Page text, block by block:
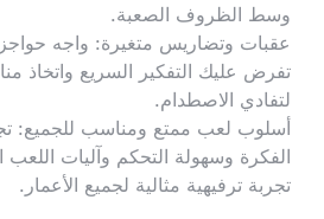
وسط الظروف الصعبة.
عقبات وتضاريس متغيرة: واجه
تفرض عليك التفكير السريع واتخاذ
لتفادي الاصطدام.
أسلوب لعب ممتع ومناسب للجميع:
الفكرة وسهولة التحكم وآليات اللعب
تجربة ترفيهية مثالية لجميع الأعمار.